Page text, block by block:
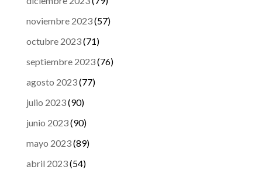
noviembre 2023(57)
octubre 2023(71)
septiembre 2023(76)
agosto 2023(77)
julio 2023(90)
junio 2023(90)
mayo 2023(89)
abril 2023(54)